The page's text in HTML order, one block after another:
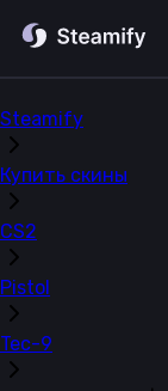
Steamify
Купить скины
CS2
Pistol
Tec-9